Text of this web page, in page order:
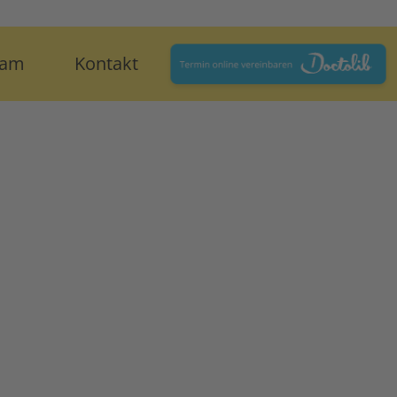
Kontakt